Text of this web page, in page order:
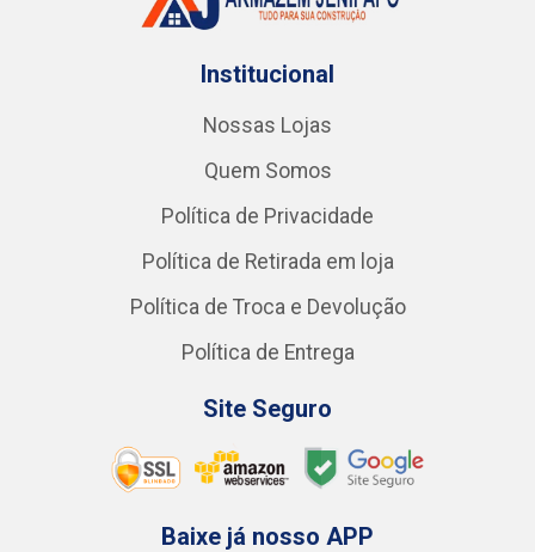
Institucional
Nossas Lojas
Quem Somos
Política de Privacidade
Política de Retirada em loja
Política de Troca e Devolução
Política de Entrega
Site Seguro
Baixe já nosso APP